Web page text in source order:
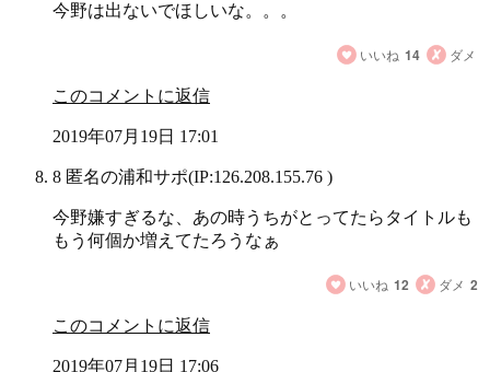
今野は出ないでほしいな。。。
いいね 14 ダメ
このコメントに返信
2019年07月19日 17:01
8 匿名の浦和サポ(IP:126.208.155.76 )
今野嫌すぎるな、あの時うちがとってたらタイトルも
もう何個か増えてたろうなぁ
いいね 12 ダメ 2
このコメントに返信
2019年07月19日 17:06